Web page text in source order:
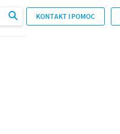
KONTAKT I POMOC